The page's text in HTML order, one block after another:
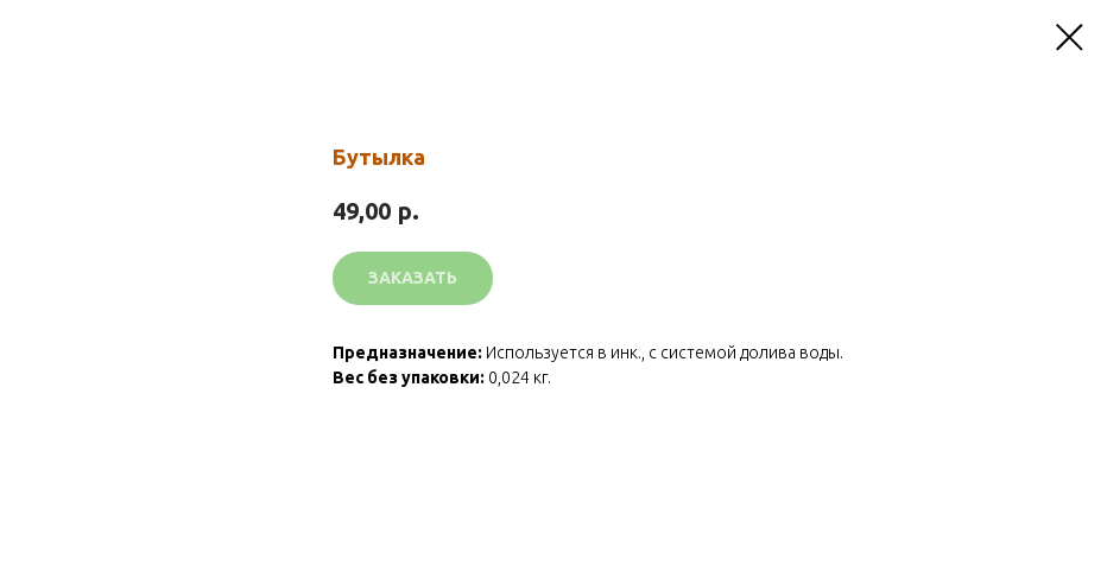
Бутылка
49,00 р.
ЗАКАЗАТЬ
Предназначение: Используется в инк., с системой долива воды.
Вес без упаковки: 0,024 кг.